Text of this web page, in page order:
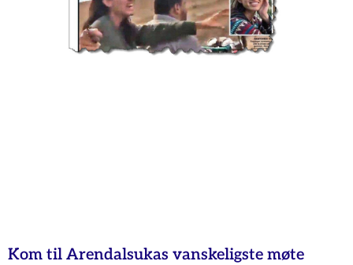
Kom til Arendalsukas vanskeligste møte